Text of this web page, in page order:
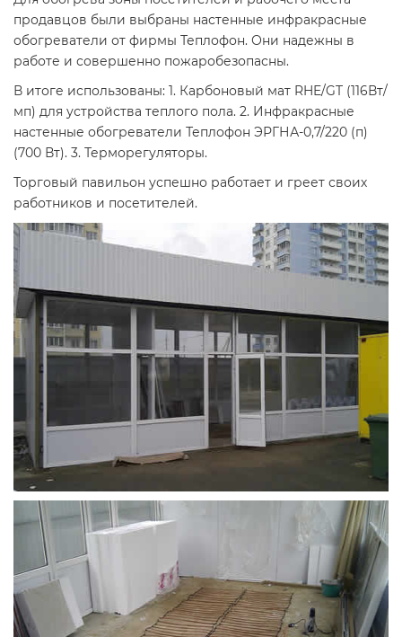
продавцов были выбраны настенные инфракрасные
обогреватели от фирмы Теплофон. Они надежны в
работе и совершенно пожаробезопасны.
В итоге использованы: 1. Карбоновый мат RHE/GT (116Вт/
мп) для устройства теплого пола. 2. Инфракрасные
настенные обогреватели Теплофон ЭРГНА-0,7/220 (п)
(700 Вт). 3. Терморегуляторы.
Торговый павильон успешно работает и греет своих
работников и посетителей.